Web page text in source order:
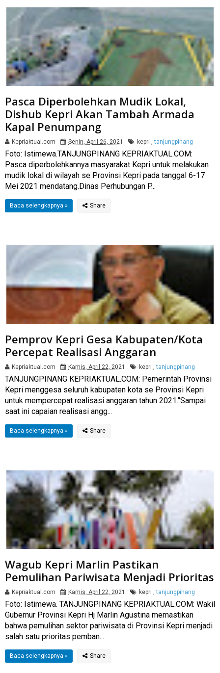
Pasca Diperbolehkan Mudik Lokal,
Dishub Kepri Akan Tambah Armada
Kapal Penumpang
Kepriaktual.com Senin, April 26, 2021 kepri tanjungpinang
Foto: Istimewa.TANJUNGPINANG KEPRIAKTUAL.COM:
Pasca diperbolehkannya masyarakat Kepri untuk melakukan
mudik lokal di wilayah se Provinsi Kepri pada tanggal 6-17
Mei 2021 mendatang.Dinas Perhubungan P...
Baca selengkapnya »
Pemprov Kepri Gesa Kabupaten/Kota
Percepat Realisasi Anggaran
Kepriaktual.com Kamis, April 22, 2021 kepri tanjungpinang
TANJUNGPINANG KEPRIAKTUAL.COM: Pemerintah Provinsi
Kepri menggesa seluruh kabupaten kota se Provinsi Kepri
untuk mempercepat realisasi anggaran tahun 2021."Sampai
saat ini capaian realisasi angg...
Baca selengkapnya »
Wagub Kepri Marlin Pastikan
Pemulihan Pariwisata Menjadi Prioritas
Kepriaktual.com Kamis, April 22, 2021 kepri tanjungpinang
Foto: Istimewa. TANJUNGPINANG KEPRIAKTUAL.COM: Wakil
Gubernur Provinsi Kepri Hj Marlin Agustina memastikan
bahwa pemulihan sektor pariwisata di Provinsi Kepri menjadi
salah satu prioritas pemban...
Baca selengkapnya »